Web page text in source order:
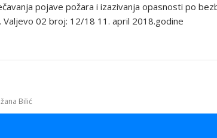
pojave požara i izazivanja opasnosti po
Valjevo 02 broj: 12/18 11. april 2018.godine
Bilić